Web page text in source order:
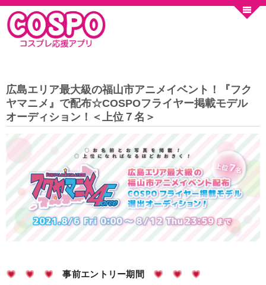
広島エリア最大級の福山市アニメイベント！『フク
ヤマニメ』で配布☆COSPOフライヤー掲載モデル
オーディション！＜上位７名＞
事前エントリー期間